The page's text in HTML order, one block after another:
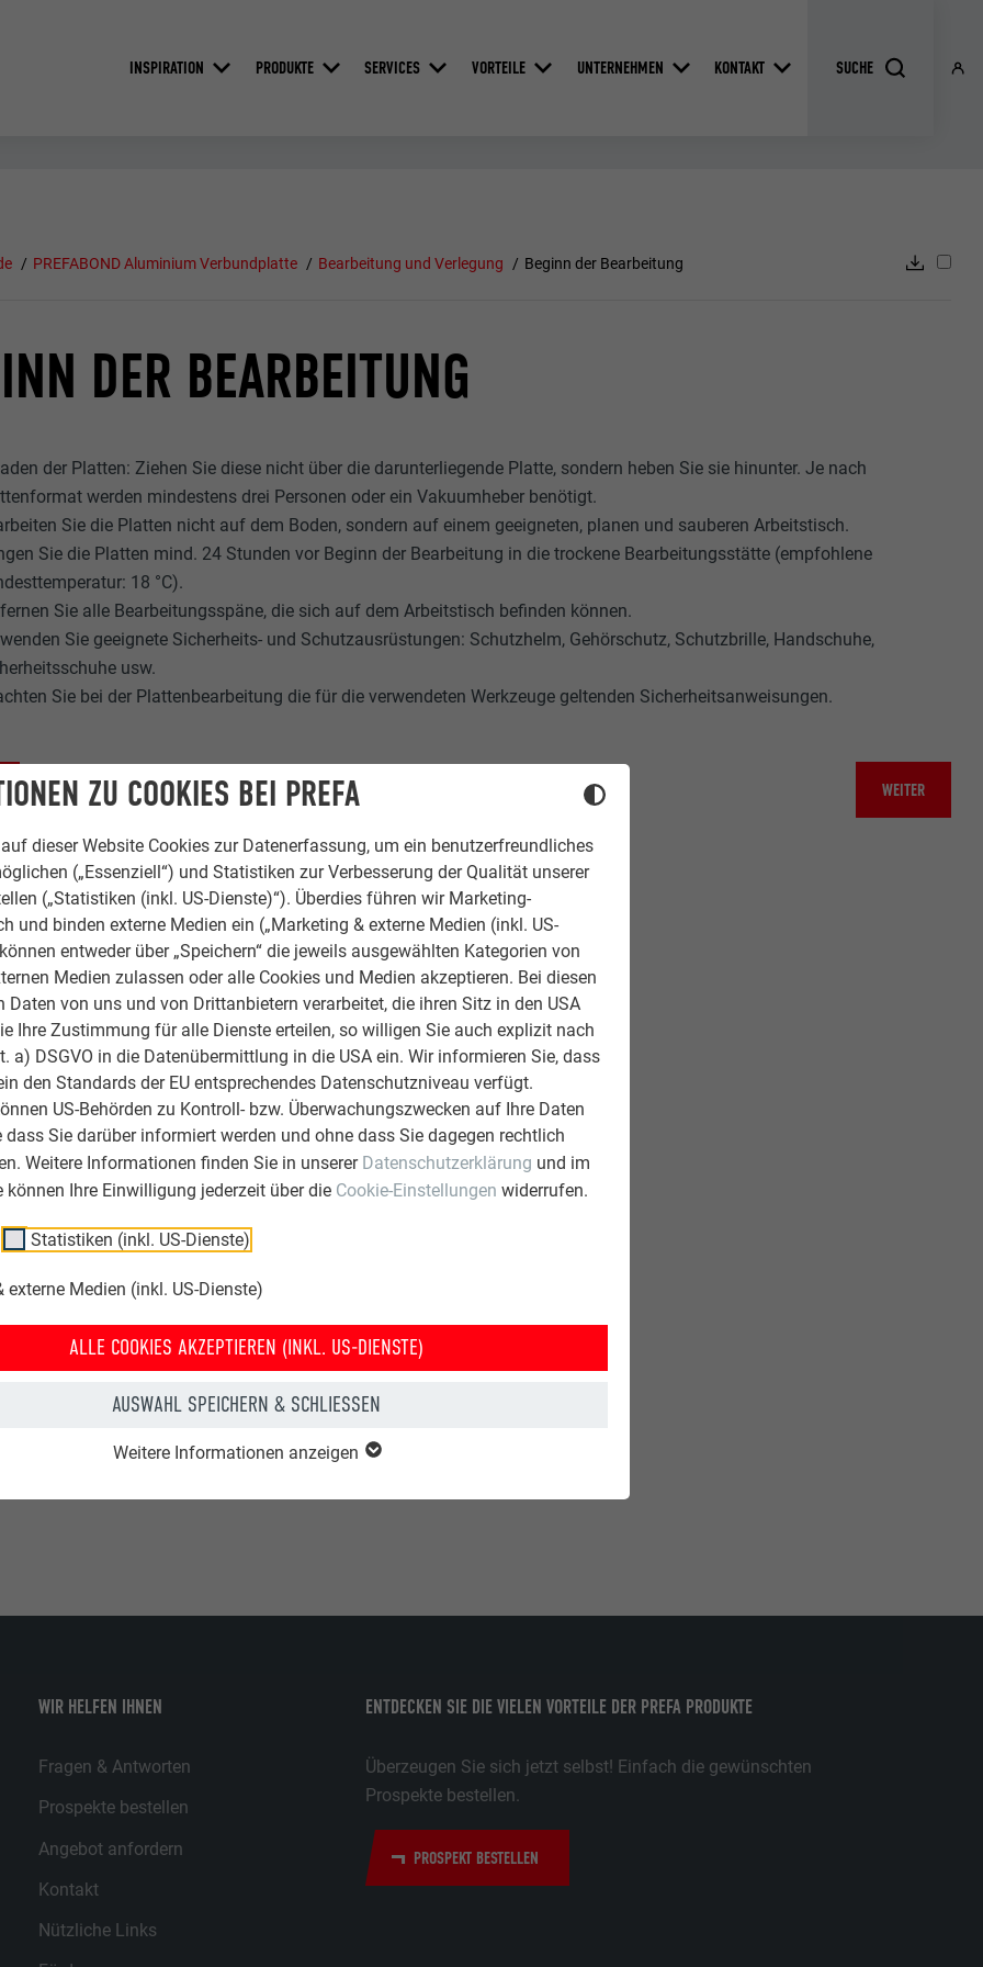
ZU COOKIES BEI PREFA
dieser Website Cookies zur Datenerfassung, um ein benutzerfreundliches
(„Essenziell“) und Statistiken zur Verbesserung der Qualität unserer
(„Statistiken (inkl. US-Dienste)“). Überdies führen wir Marketing-
und binden externe Medien ein („Marketing & externe Medien (inkl. US-
entweder über „Speichern“ die jeweils ausgewählten Kategorien von
Medien zulassen oder alle Cookies und Medien akzeptieren. Bei diesen
Daten von uns und von Drittanbietern verarbeitet, die ihren Sitz in den USA
Ihre Zustimmung für alle Dienste erteilen, so willigen Sie auch explizit nach
a) DSGVO in die Datenübermittlung in die USA ein. Wir informieren Sie, dass
den Standards der EU entsprechendes Datenschutzniveau verfügt.
US-Behörden zu Kontroll- bzw. Überwachungszwecken auf Ihre Daten
dass Sie darüber informiert werden und ohne dass Sie dagegen rechtlich
Weitere Informationen finden Sie in unserer Datenschutzerklärung und im
können Ihre Einwilligung jederzeit über die Cookie-Einstellungen widerrufen.
Statistiken (inkl. US-Dienste)
externe Medien (inkl. US-Dienste)
ALLE COOKIES AKZEPTIEREN (INKL. US-DIENSTE)
AUSWAHL SPEICHERN & SCHLIESSEN
Weitere Informationen anzeigen
INSPIRATION PRODUKTE SERVICES VORTEILE UNTERNEHMEN KONTAKT
PREFABOND Aluminium Verbundplatte Bearbeitung und Verlegung Beginn der Bearbeitung
DER BEARBEITUNG
der Platten: Ziehen Sie diese nicht über die darunterliegende Platte, sondern heben Sie sie hinunter. Je nach
werden mindestens drei Personen oder ein Vakuumheber benötigt.
Sie die Platten nicht auf dem Boden, sondern auf einem geeigneten, planen und sauberen Arbeitstisch.
Sie die Platten mind. 24 Stunden vor Beginn der Bearbeitung in die trockene Bearbeitungsstätte (empfohlene
18 °C).
Sie alle Bearbeitungsspäne, die sich auf dem Arbeitstisch befinden können.
Sie geeignete Sicherheits- und Schutzausrüstungen: Schutzhelm, Gehörschutz, Schutzbrille, Handschuhe,
usw.
Sie bei der Plattenbearbeitung die für die verwendeten Werkzeuge geltenden Sicherheitsanweisungen.
WEITER
ENTDECKEN SIE DIE VIELEN VORTEILE DER PREFA PRODUKTE
Überzeugen Sie sich jetzt selbst! Einfach die gewünschten
Prospekte bestellen.
PROSPEKT BESTELLEN
WIR HELFEN IHNEN
Fragen & Antworten
Prospekte bestellen
Angebot anfordern
Kontakt
Nützliche Links